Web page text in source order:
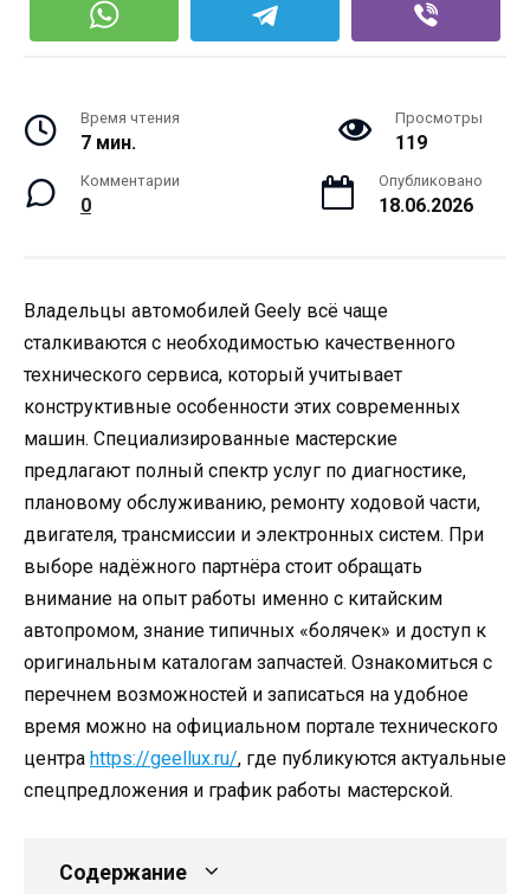
Время чтения
7 мин.
Просмотры
119
Комментарии
0
Опубликовано
18.06.2026
Владельцы автомобилей Geely всё чаще
сталкиваются с необходимостью качественного
технического сервиса, который учитывает
конструктивные особенности этих современных
машин. Специализированные мастерские
предлагают полный спектр услуг по диагностике,
плановому обслуживанию, ремонту ходовой части,
двигателя, трансмиссии и электронных систем. При
выборе надёжного партнёра стоит обращать
внимание на опыт работы именно с китайским
автопромом, знание типичных «болячек» и доступ к
оригинальным каталогам запчастей. Ознакомиться с
перечнем возможностей и записаться на удобное
время можно на официальном портале технического
центра https://geellux.ru/, где публикуются актуальные
спецпредложения и график работы мастерской.
Содержание